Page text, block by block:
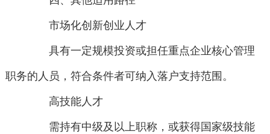
市场化创新创业人才
具有一定规模投资或担任重点企业核心管理
职务的人员，符合条件者可纳入落户支持范围。
高技能人才
需持有中级及以上职称，或获得国家级技能